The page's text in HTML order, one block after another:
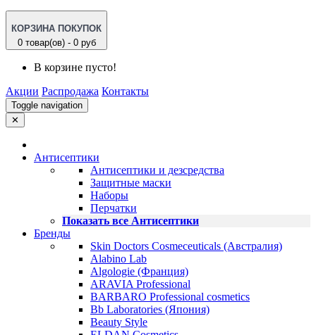
КОРЗИНА ПОКУПОК
0 товар(ов) - 0 руб
В корзине пусто!
Акции Распродажа Контакты
Toggle navigation
✕
Антисептики
Антисептики и дезсредства
Защитные маски
Наборы
Перчатки
Показать все Антисептики
Бренды
Skin Doctors Cosmeceuticals (Австралия)
Alabino Lab
Algologie (Франция)
ARAVIA Professional
BARBARO Professional cosmetics
Bb Laboratories (Япония)
Beauty Style